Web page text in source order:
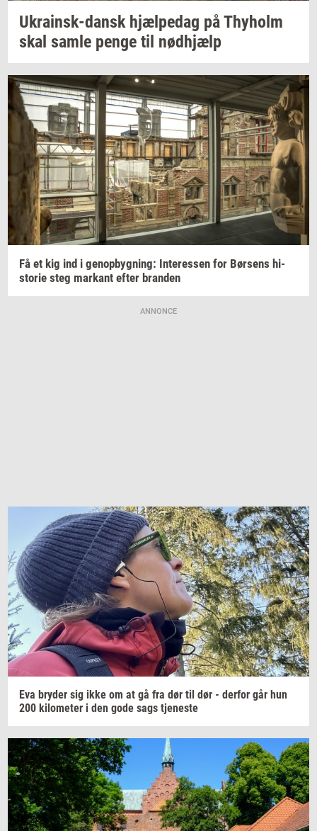
Ukrainsk-​dansk hjæl­pe­dag påThyholm
skal samle penge til nød­hjælp
Få et kig ind i genop­byg­ning: In­ter­es­sen for Bør­sens hi­
sto­rie steg mar­kant efter bran­den
ANNONCE
Eva bry­der sig ikke om at gå fra dør til dør - der­for går hun
200 ki­lo­me­ter i den gode sags tje­ne­ste